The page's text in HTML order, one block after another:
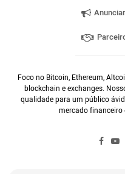
Anunciar
Foco no Bitcoin, Ethereum,
blockchain e exchanges.
qualidade para um público
mercado financeiro